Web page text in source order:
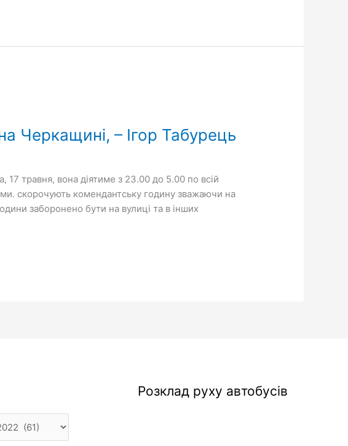
Черкащині, – Ігор Табурець
травня, вона діятиме з 23.00 до 5.00 по всій
скорочують комендантську годину зважаючи на
заборонено бути на вулиці та в інших
Розклад руху автобусів